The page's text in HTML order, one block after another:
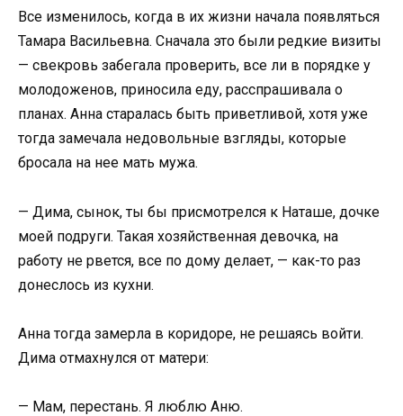
Все изменилось, когда в их жизни начала появляться
Тамара Васильевна. Сначала это были редкие визиты
— свекровь забегала проверить, все ли в порядке у
молодоженов, приносила еду, расспрашивала о
планах. Анна старалась быть приветливой, хотя уже
тогда замечала недовольные взгляды, которые
бросала на нее мать мужа.
— Дима, сынок, ты бы присмотрелся к Наташе, дочке
моей подруги. Такая хозяйственная девочка, на
работу не рвется, все по дому делает, — как-то раз
донеслось из кухни.
Анна тогда замерла в коридоре, не решаясь войти.
Дима отмахнулся от матери:
— Мам, перестань. Я люблю Аню.